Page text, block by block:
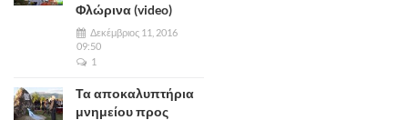
Φλώρινα (video)
Δεκέμβριος 11, 2016
09:50
1
Τα αποκαλυπτήρια
μνημείου προς